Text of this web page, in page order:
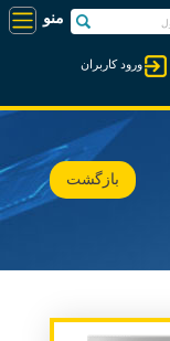
ورود کاربران
بازگشت